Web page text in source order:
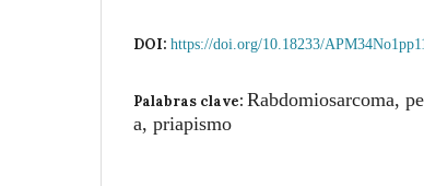
DOI: https://doi.org/10.18233/
Palabras clave: Rabdomiosarcoma,
a, priapismo